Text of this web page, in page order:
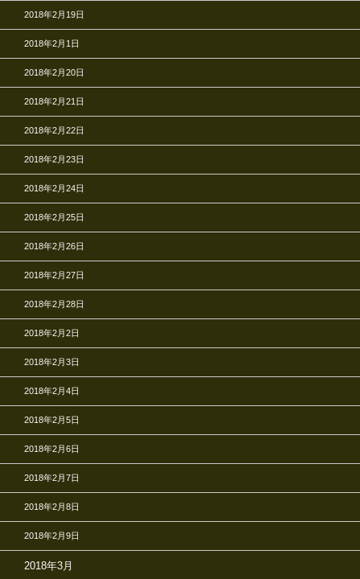
2018年2月19日
2018年2月1日
2018年2月20日
2018年2月21日
2018年2月22日
2018年2月23日
2018年2月24日
2018年2月25日
2018年2月26日
2018年2月27日
2018年2月28日
2018年2月2日
2018年2月3日
2018年2月4日
2018年2月5日
2018年2月6日
2018年2月7日
2018年2月8日
2018年2月9日
2018年3月